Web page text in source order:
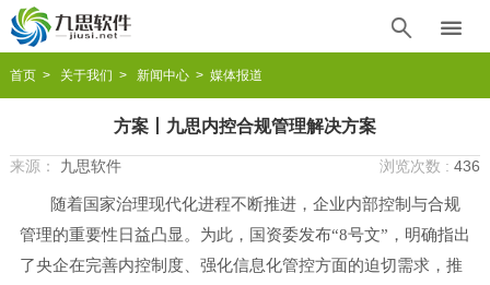
 
首页> 关于我们 > 新闻中心> 媒体报道
方案丨九思内控合规管理解决方案
来源： 九思软件 浏览次数 :436
随着国家治理现代化进程不断推进，企业内部控制与合规
管理的重要性日益凸显。为此，国资委发布“8号文”，明确指出
了央企在完善内控制度、强化信息化管控方面的迫切需求，推